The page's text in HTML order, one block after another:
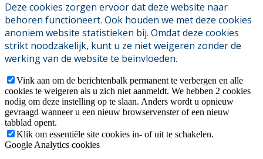
Deze cookies zorgen ervoor dat deze website naar
behoren functioneert. Ook houden we met deze cookies
anoniem website statistieken bij. Omdat deze cookies
strikt noodzakelijk, kunt u ze niet weigeren zonder de
werking van de website te beïnvloeden.
Vink aan om de berichtenbalk permanent te verbergen en alle
cookies te weigeren als u zich niet aanmeldt. We hebben 2 cookies
nodig om deze instelling op te slaan. Anders wordt u opnieuw
gevraagd wanneer u een nieuw browservenster of een nieuw
tabblad opent.
Klik om essentiële site cookies in- of uit te schakelen.
Google Analytics cookies